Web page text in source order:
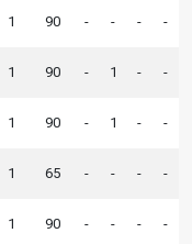
1 90 - - - -
1 90 - 1 - -
1 90 - 1 - -
1 65 - - - -
1 90 - - - -